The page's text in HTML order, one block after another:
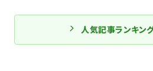
人気記事ランキン